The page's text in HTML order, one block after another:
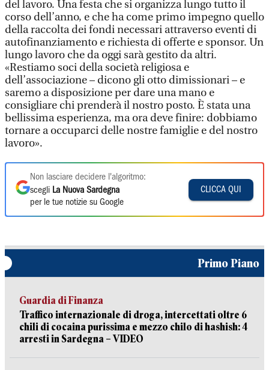
del lavoro. Una festa che si organizza lungo tutto il
corso dell’anno, e che ha come primo impegno quello
della raccolta dei fondi necessari attraverso eventi di
autofinanziamento e richiesta di offerte e sponsor. Un
lungo lavoro che da oggi sarà gestito da altri.
«Restiamo soci della società religiosa e
dell’associazione – dicono gli otto dimissionari – e
saremo a disposizione per dare una mano e
consigliare chi prenderà il nostro posto. È stata una
bellissima esperienza, ma ora deve finire: dobbiamo
tornare a occuparci delle nostre famiglie e del nostro
lavoro».
Non lasciare decidere l'algoritmo:
scegli La Nuova Sardegna
per le tue notizie su Google
CLICCA QUI
Primo Piano
Guardia di Finanza
Traffico internazionale di droga, intercettati oltre 6
chili di cocaina purissima e mezzo chilo di hashish: 4
arresti in Sardegna – VIDEO